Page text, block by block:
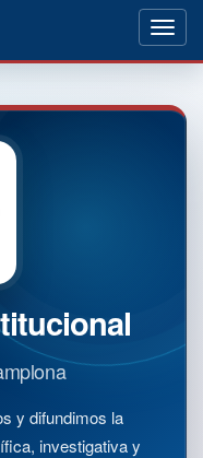
y difundimos la
investigativa y